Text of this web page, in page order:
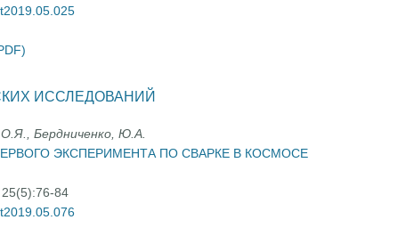
ИССЛЕДОВАНИЙ
Бердниченко, Ю.А.
ЭКСПЕРИМЕНТА ПО СВАРКЕ В КОСМОСЕ
84